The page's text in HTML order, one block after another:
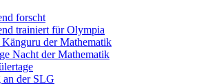
forscht
trainiert für Olympia
Känguru der Mathematik
Nacht der Mathematik
an der SLG